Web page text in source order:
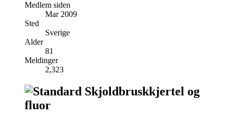
Medlem siden
Mar 2009
Sted
Sverige
Alder
81
Meldinger
2,323
Skjoldbruskkjertel og
fluor